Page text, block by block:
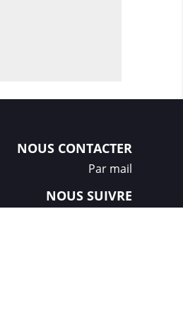
NOUS CONTACTER
Par mail
NOUS SUIVRE